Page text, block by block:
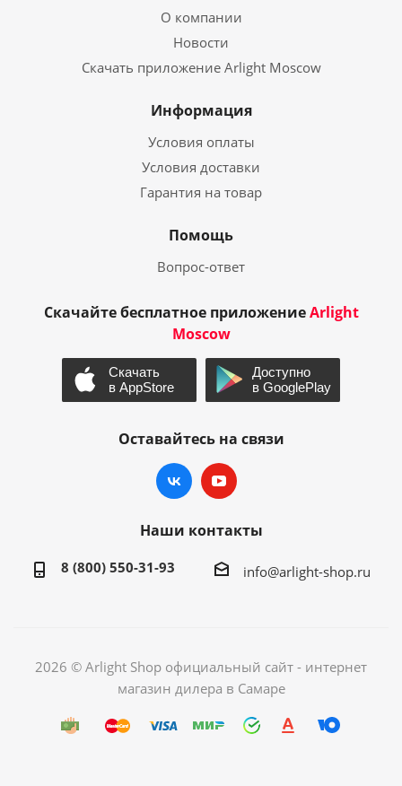
О компании
Новости
Скачать приложение Arlight Moscow
Информация
Условия оплаты
Условия доставки
Гарантия на товар
Помощь
Вопрос-ответ
Скачайте бесплатное приложениеArlight
Moscow
Оставайтесь на связи
Наши контакты
8 (800) 550-31-93 info@arlight-shop.ru
2026 © Arlight Shop официальный сайт - интернет
магазин дилера в Самаре